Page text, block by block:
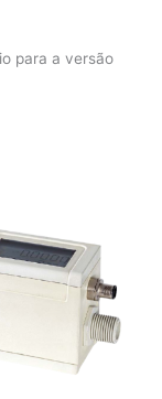
para a versão